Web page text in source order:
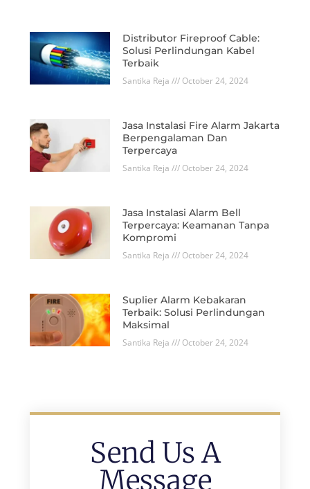
Distributor Fireproof Cable:
Solusi Perlindungan Kabel
Terbaik
Santika Reja October 24, 2024
Jasa Instalasi Fire Alarm Jakarta
Berpengalaman Dan
Terpercaya
Santika Reja October 24, 2024
Jasa Instalasi Alarm Bell
Terpercaya: Keamanan Tanpa
Kompromi
Santika Reja October 24, 2024
Suplier Alarm Kebakaran
Terbaik: Solusi Perlindungan
Maksimal
Santika Reja October 24, 2024
Send Us A
Message